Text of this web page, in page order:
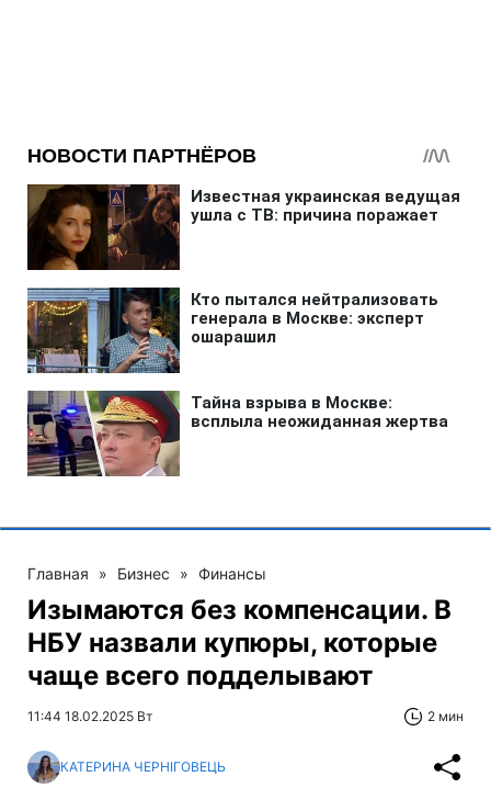
Главная » Бизнес » Финансы
Изымаются без компенсации. В
НБУ назвали купюры, которые
чаще всего подделывают
11:44 18.02.2025 Вт 2 мин
КАТЕРИНА ЧЕРНІГОВЕЦЬ